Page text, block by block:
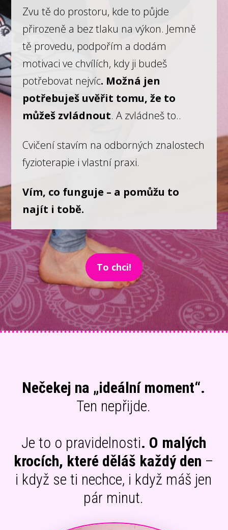
Zvu tě do prostoru, kde to půjde
přirozeně a bez tlaku na výkon. Jemně
tě provedu, podpořím a dodám
motivaci ve chvílích, kdy ji budeš
potřebovat nejvíc. Možná jen
potřebuješ uvěřit tomu, že to
můžeš zvládnout. A zvládneš to..
Cvičení stavím na odborných znalostech
fyzioterapie i vlastní praxi.
Vím, co funguje – a pomůžu to
najít i tobě.
To chci!
Nečekej na „ideální moment“.
Ten nepřijde.
Je to o pravidelnosti. O malých
krocích, které děláš každý den –
i když se ti nechce, i když máš jen
pár minut.